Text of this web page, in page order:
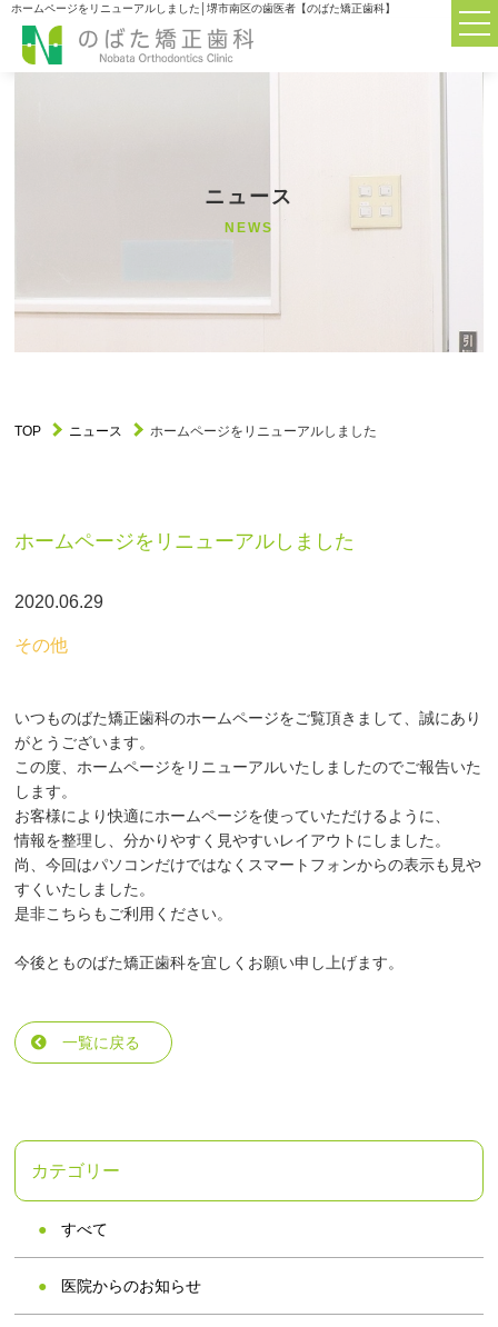
ホームページをリニューアルしました│堺市南区の歯医者【のばた矯正歯科】
CHILDREN
APPLIANCES
RECRUIT
院長・スタッフ紹介
初めての方へ
費用について
CONTACT
リンク集
ブログ
BLOG
ニュース
NEWS
ニュース
NEWS
TOP ニュース ホームページをリニューアルしました
ホームページをリニューアルしました
2020.06.29
その他
いつものばた矯正歯科のホームページをご覧頂きまして、誠にあり
がとうございます。
この度、ホームページをリニューアルいたしましたのでご報告いた
します。
お客様により快適にホームページを使っていただけるように、
情報を整理し、分かりやすく見やすいレイアウトにしました。
尚、今回はパソコンだけではなくスマートフォンからの表示も見や
すくいたしました。
是非こちらもご利用ください。
今後とものばた矯正歯科を宜しくお願い申し上げます。
一覧に戻る
カテゴリー
すべて
医院からのお知らせ